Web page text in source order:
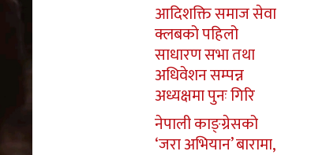
आदिशक्ति समाज सेवा
क्लबको पहिलो
साधारण सभा तथा
अधिवेशन सम्पन्न
अध्यक्षमा पुनः गिरि
नेपाली काङ्ग्रेसको
‘जरा अभियान’ बारामा,